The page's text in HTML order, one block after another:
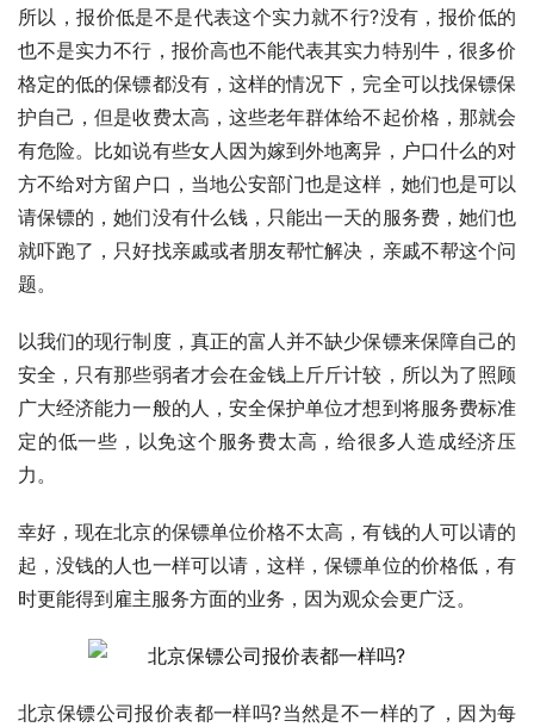
所以，报价低是不是代表这个实力就不行?没有，报价低的
也不是实力不行，报价高也不能代表其实力特别牛，很多价
格定的低的保镖都没有，这样的情况下，完全可以找保镖保
护自己，但是收费太高，这些老年群体给不起价格，那就会
有危险。比如说有些女人因为嫁到外地离异，户口什么的对
方不给对方留户口，当地公安部门也是这样，她们也是可以
请保镖的，她们没有什么钱，只能出一天的服务费，她们也
就吓跑了，只好找亲戚或者朋友帮忙解决，亲戚不帮这个问
题。
以我们的现行制度，真正的富人并不缺少保镖来保障自己的
安全，只有那些弱者才会在金钱上斤斤计较，所以为了照顾
广大经济能力一般的人，安全保护单位才想到将服务费标准
定的低一些，以免这个服务费太高，给很多人造成经济压
力。
幸好，现在北京的保镖单位价格不太高，有钱的人可以请的
起，没钱的人也一样可以请，这样，保镖单位的价格低，有
时更能得到雇主服务方面的业务，因为观众会更广泛。
北京保镖公司报价表都一样吗?当然是不一样的了，因为每